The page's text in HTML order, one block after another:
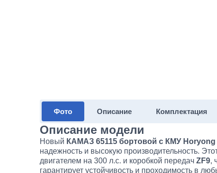
Фото Описание Комплектация
Описание модели
Новый КАМАЗ 65115 бортовой с КМУ Horyong
надежность и высокую производительность.
двигателем на 300 л.с. и коробкой передач ZF9,
гарантирует устойчивость и проходимость в